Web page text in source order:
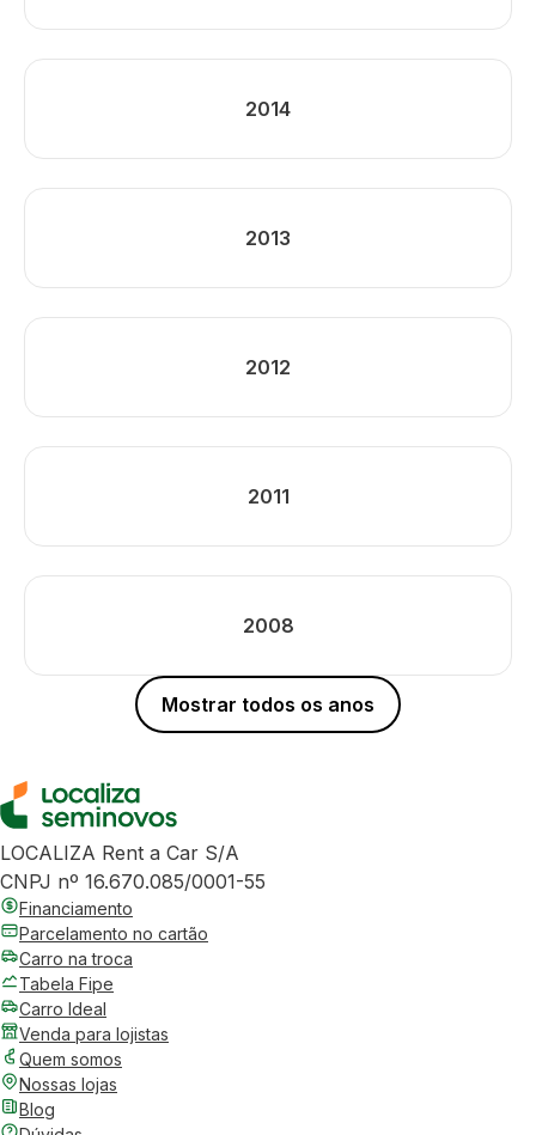
2014
2013
2012
2011
2008
Mostrar todos os anos
LOCALIZA Rent a Car S/A
CNPJ nº 16.670.085/0001-55
Financiamento
Parcelamento no cartão
Carro na troca
Tabela Fipe
Carro Ideal
Venda para lojistas
Quem somos
Nossas lojas
Blog